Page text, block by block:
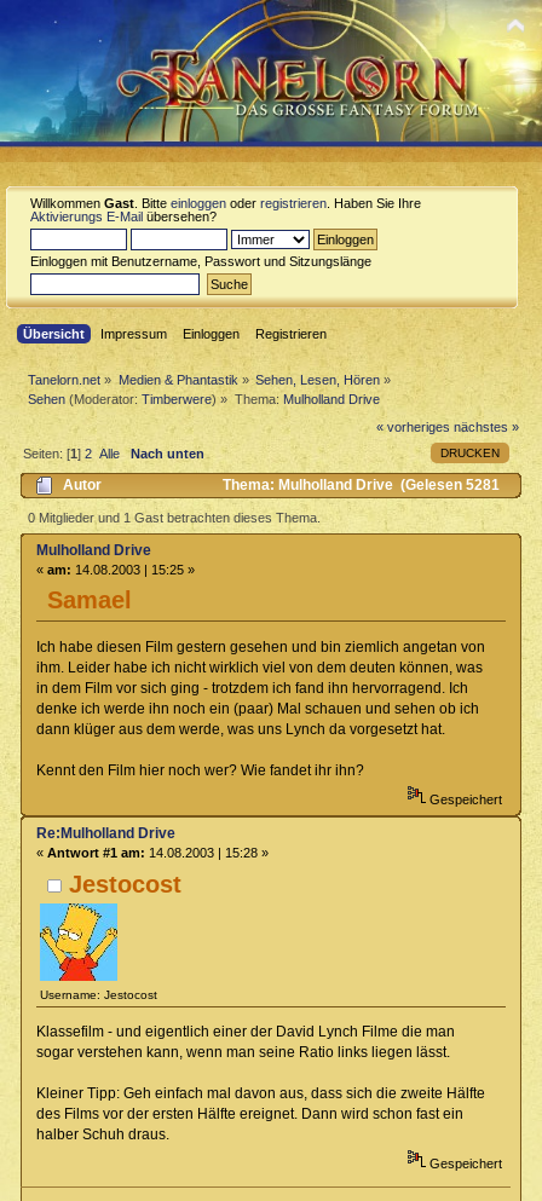
Willkommen Gast . Bitte einloggen oder registrieren . Haben Sie Ihre
Aktivierungs E-Mail übersehen?
Einloggen mit Benutzername, Passwort und Sitzungslänge
Übersicht Impressum Einloggen Registrieren
Tanelorn.net » Medien & Phantastik » Sehen, Lesen, Hören »
Sehen (Moderator:Timberwere) » Thema: Mulholland Drive
« vorheriges nächstes »
DRUCKEN
Seiten: [1]2 Alle Nach unten
Autor
Thema: Mulholland Drive (Gelesen 5281
mal)
0 Mitglieder und 1 Gast betrachten dieses Thema.
Samael
Mulholland Drive
« am: 14.08.2003 | 15:25 »
Ich habe diesen Film gestern gesehen und bin ziemlich angetan von
ihm. Leider habe ich nicht wirklich viel von dem deuten können, was
in dem Film vor sich ging - trotzdem ich fand ihn hervorragend. Ich
denke ich werde ihn noch ein (paar) Mal schauen und sehen ob ich
dann klüger aus dem werde, was uns Lynch da vorgesetzt hat.
Kennt den Film hier noch wer? Wie fandet ihr ihn?
Gespeichert
Jestocost
Username: Jestocost
Re:Mulholland Drive
« Antwort #1 am: 14.08.2003 | 15:28 »
Klassefilm - und eigentlich einer der David Lynch Filme die man
sogar verstehen kann, wenn man seine Ratio links liegen lässt.
Kleiner Tipp: Geh einfach mal davon aus, dass sich die zweite Hälfte
des Films vor der ersten Hälfte ereignet. Dann wird schon fast ein
halber Schuh draus.
Gespeichert